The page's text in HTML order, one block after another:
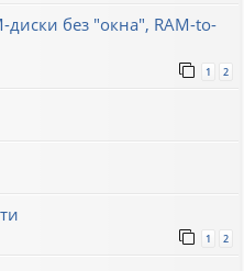
диски без "окна", RAM-to-
1 2
1 2